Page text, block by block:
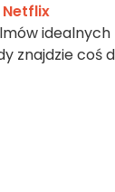
idealnych
znajdzie coś